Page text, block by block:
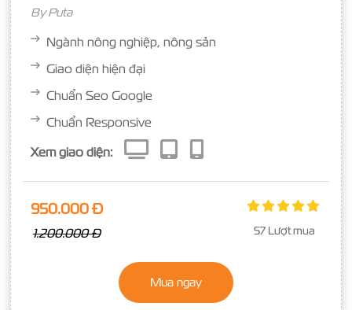
ByPuta
Ngành nông nghiệp, nông sản
Giao diện hiện đại
Chuẩn Seo Google
Chuẩn Responsive
Xem giao diện:
950.000 Đ
1.200.000 Đ 57 Lượt mua
Mua ngay